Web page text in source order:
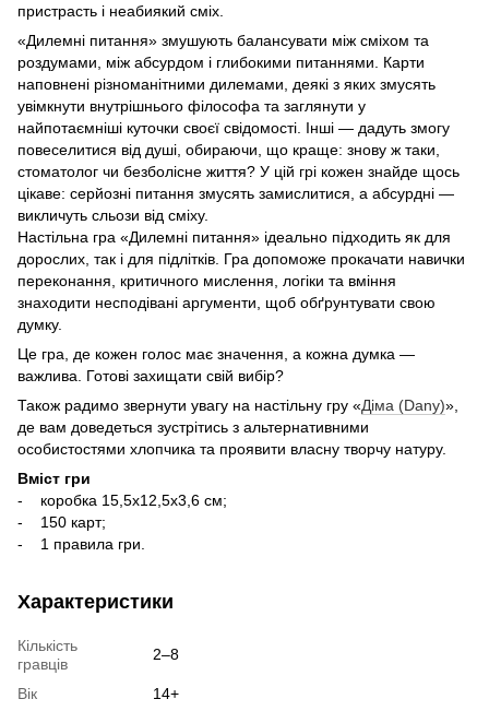
пристрасть і неабиякий сміх.
«Дилемні питання» змушують балансувати між сміхом та
роздумами, між абсурдом і глибокими питаннями. Карти
наповнені різноманітними дилемами, деякі з яких змусять
увімкнути внутрішнього філософа та заглянути у
найпотаємніші куточки своєї свідомості. Інші — дадуть змогу
повеселитися від душі, обираючи, що краще: знову ж таки,
стоматолог чи безболісне життя? У цій грі кожен знайде щось
цікаве: серйозні питання змусять замислитися, а абсурдні —
викличуть сльози від сміху.
Настільна гра «Дилемні питання» ідеально підходить як для
дорослих, так і для підлітків. Гра допоможе прокачати навички
переконання, критичного мислення, логіки та вміння
знаходити несподівані аргументи, щоб обґрунтувати свою
думку.
Це гра, де кожен голос має значення, а кожна думка —
важлива. Готові захищати свій вибір?
Також радимо звернути увагу на настільну гру «Діма (Dany)»,
де вам доведеться зустрітись з альтернативними
особистостями хлопчика та проявити власну творчу натуру.
Вміст гри
- коробка 15,5х12,5х3,6 см;
- 150 карт;
- 1 правила гри.
Характеристики
Кількість
гравців
2–8
Вік
14+